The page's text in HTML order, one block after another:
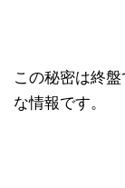
この秘密は終
な情報です。